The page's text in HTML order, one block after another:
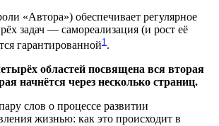
«Автора») обеспечивает регулярное
задач — самореализация (и рост её
гарантированной1.
областей посвящена вся вторая
начнётся через несколько страниц.
слов о процессе развитии
жизнью: как это происходит в